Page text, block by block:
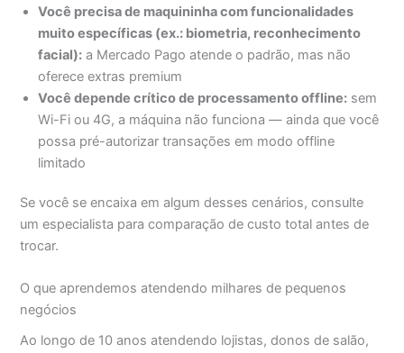
Você precisa de maquininha com funcionalidades
muito específicas (ex.: biometria, reconhecimento
facial): a Mercado Pago atende o padrão, mas não
oferece extras premium
Você depende crítico de processamento offline: sem
Wi-Fi ou 4G, a máquina não funciona — ainda que você
possa pré-autorizar transações em modo offline
limitado
Se você se encaixa em algum desses cenários, consulte
um especialista para comparação de custo total antes de
trocar.
O que aprendemos atendendo milhares de pequenos
negócios
Ao longo de 10 anos atendendo lojistas, donos de salão,